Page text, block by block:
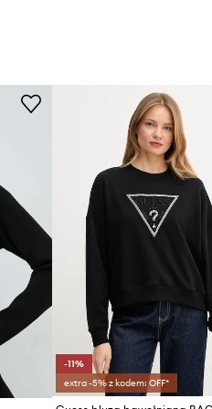
-11%
extra -5% z kodem: OFF*